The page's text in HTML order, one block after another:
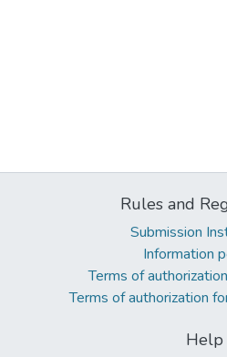
Rules and
Submission
Information
Terms of
Terms of authorization
Help